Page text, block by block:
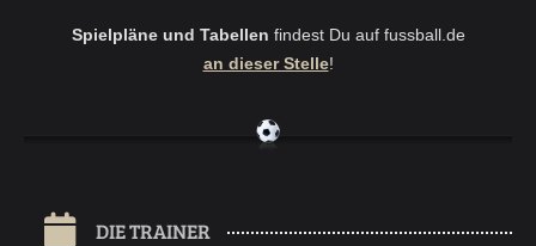
Spielpläne und Tabellen findest Du auf fussball.de
an dieser Stelle!
DIE TRAINER